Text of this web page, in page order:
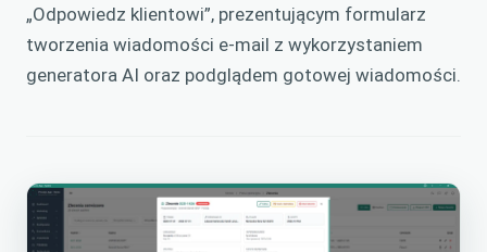
„Odpowiedz klientowi”, prezentującym formularz
tworzenia wiadomości e-mail z wykorzystaniem
generatora AI oraz podglądem gotowej wiadomości.